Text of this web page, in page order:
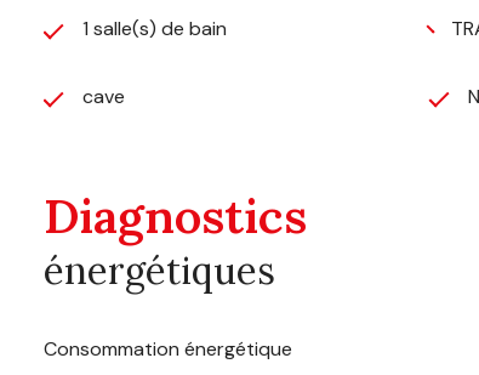
1 salle(s) de bain
cave
Diagnostics
énergétiques
Consommation énergétique